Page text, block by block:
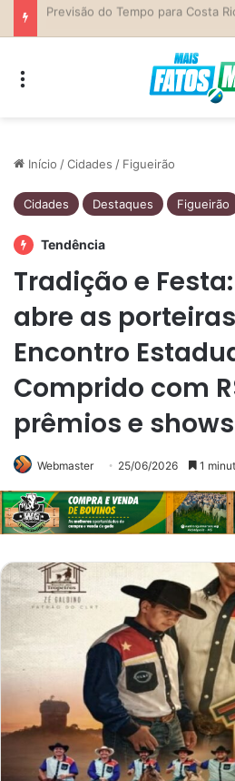
Previsão do Tempo para Costa
Início /Cidades / Figueirão
Cidades Destaques Figueirão
Tendência
Tradição e
abre as
Encontro
Comprido com
prêmios e
Webmaster 25/06/2026 1